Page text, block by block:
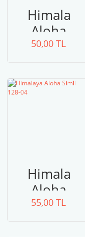
Himalaya
Aloha
Simli
50,00 TL
Himalaya
Aloha
Simli
55,00 TL